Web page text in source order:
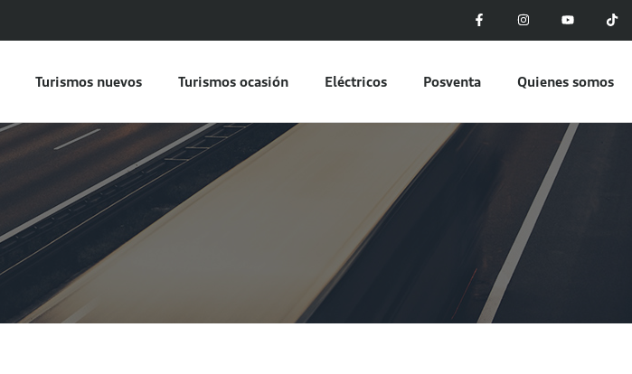
Turismos nuevos Turismos ocasión Eléctricos Posventa Quienes somos